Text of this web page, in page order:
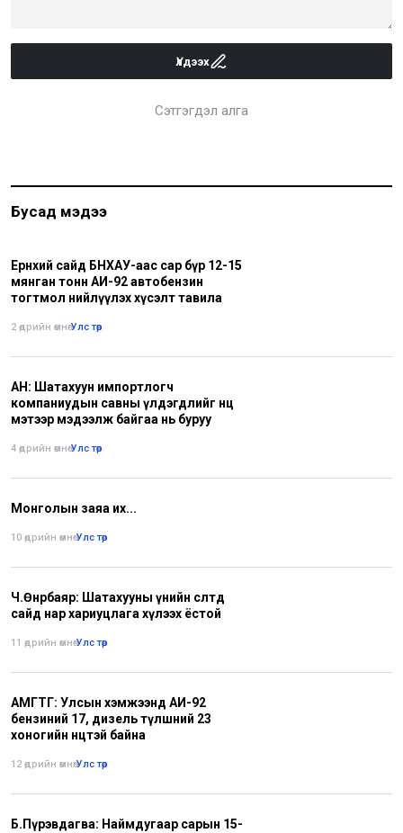
Үлдээх
Сэтгэгдэл алга
Бусад мэдээ
Ерөнхий сайд БНХАУ-аас сар бүр 12-15
мянган тонн АИ-92 автобензин
тогтмол нийлүүлэх хүсэлт тавила
2 өдрийн өмнө•Улс төр
АН: Шатахуун импортлогч
компаниудын савны үлдэгдлийг нөөц
мэтээр мэдээлж байгаа нь буруу
4 өдрийн өмнө•Улс төр
Монголын заяа их...
10 өдрийн өмнө•Улс төр
Ч.Өнөрбаяр: Шатахууны үнийн өсөлтөд
сайд нар хариуцлага хүлээх ёстой
11 өдрийн өмнө•Улс төр
АМГТГ: Улсын хэмжээнд АИ-92
бензиний 17, дизель түлшний 23
хоногийн нөөцтэй байна
12 өдрийн өмнө•Улс төр
Б.Пүрэвдагва: Наймдугаар сарын 15-